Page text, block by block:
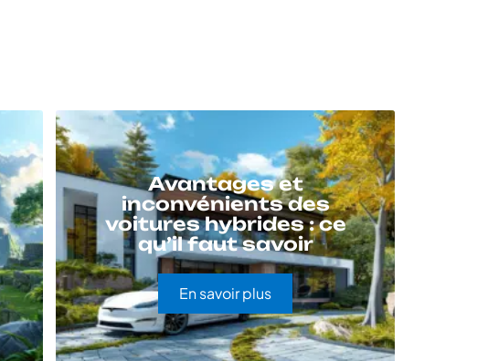
Avantages et
inconvénients des
voitures hybrides : ce
qu’il faut savoir
En savoir plus